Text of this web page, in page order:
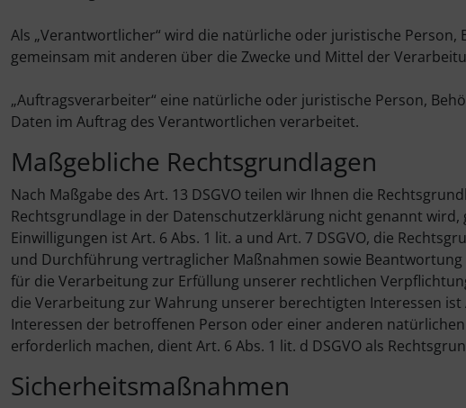
Als „Verantwortlicher“ wird die natürliche oder juristische
gemeinsam mit anderen über die Zwecke und Mittel der
„Auftragsverarbeiter“ eine natürliche oder juristische Person,
Daten im Auftrag des Verantwortlichen verarbeitet.
Maßgebliche Rechtsgrundlagen
Nach Maßgabe des Art. 13 DSGVO teilen wir Ihnen die
Rechtsgrundlage in der Datenschutzerklärung nicht genannt
Einwilligungen ist Art. 6 Abs. 1 lit. a und Art. 7 DSGVO, die
und Durchführung vertraglicher Maßnahmen sowie Beantwortung
für die Verarbeitung zur Erfüllung unserer rechtlichen
die Verarbeitung zur Wahrung unserer berechtigten Interessen ist
Interessen der betroffenen Person oder einer anderen
erforderlich machen, dient Art. 6 Abs. 1 lit. d DSGVO als
Sicherheitsmaßnahmen